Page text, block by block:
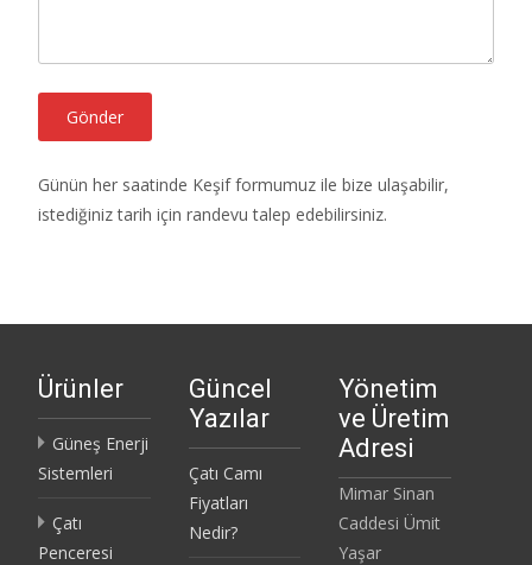
Günün her saatinde Keşif formumuz ile bize ulaşabilir,
istediğiniz tarih için randevu talep edebilirsiniz.
Ürünler
Güneş Enerji
Sistemleri
Çatı
Penceresi
Güncel
Yazılar
Çatı Camı
Fiyatları
Nedir?
Yönetim
ve Üretim
Adresi
Mimar Sinan
Caddesi Ümit
Yaşar